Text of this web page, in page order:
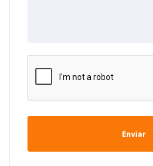
Enviar